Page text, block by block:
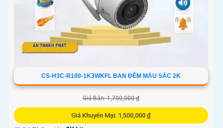
CS-H3C-R100-1K3WKFL BAN ĐÊM MÀU SẮC 2K
Giá Bán: 1,700,000 ₫
Giá Khuyến Mại: 1,500,000 ₫